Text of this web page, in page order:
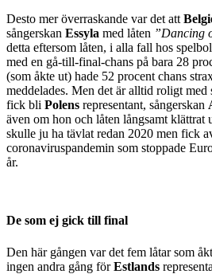
Desto mer överraskande var det att
sångerskan Essyla med låten ”Dancing
detta eftersom låten, i alla fall hos
med en gå-till-final-chans på bara 28
(som åkte ut) hade 52 procent chans
meddelades. Men det är alltid roligt med
fick bli Polens representant, sångerskan
även om hon och låten långsamt klättrat
skulle ju ha tävlat redan 2020 men fick
coronaviruspandemin som stoppade
år.
De som ej gick till final
Den här gången var det fem låtar som
ingen andra gång förEstlands